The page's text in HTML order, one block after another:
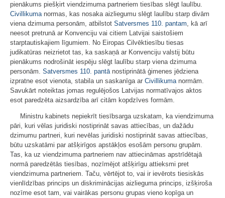
pienākums piešķirt viendzimuma partneriem tiesības slēgt laulību.
Civillikumanormas, kas nosaka aizliegumu slēgt laulību starp divām
viena dzimuma personām, atbilstot Satversmes 110. pantam, kā arī
neesot pretrunā ar Konvenciju vai citiem Latvijai saistošiem
starptautiskajiem līgumiem. No Eiropas Cilvēktiesību tiesas
judikatūras neizrietot tas, ka saskaņā ar Konvenciju valstij būtu
pienākums nodrošināt iespēju slēgt laulību starp viena dzimuma
personām. Satversmes 110. pantānostiprinātā ģimenes jēdziena
izpratne esot vienota, stabila un saskanīga ar Civillikumanormām.
Savukārt noteiktas jomas regulējošos Latvijas normatīvajos aktos
esot paredzēta aizsardzība arī citām kopdzīves formām.
Ministru kabinets nepiekrīt tiesībsarga uzskatam, ka viendzimuma
pāri, kuri vēlas juridiski nostiprināt savas attiecības, un dažādu
dzimumu partneri, kuri nevēlas juridiski nostiprināt savas attiecības,
būtu uzskatāmi par atšķirīgos apstākļos esošām personu grupām.
Tas, ka uz viendzimuma partneriem nav attiecināmas apstrīdētajā
normā paredzētās tiesības, nozīmējot atšķirīgu attieksmi pret
viendzimuma partneriem. Taču, vērtējot to, vai ir ievērots tiesiskās
vienlīdzības princips un diskriminācijas aizlieguma princips, izšķiroša
nozīme esot tam, vai vairākas personu grupas vieno kopīga un